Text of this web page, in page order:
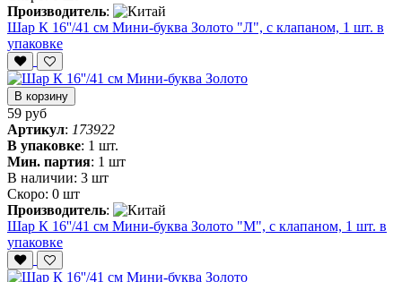
Производитель:
Шар К 16''/41 см Мини-буква Золото "Л", с клапаном, 1 шт. в
упаковке
В корзину
59 руб
Артикул: 173922
В упаковке: 1 шт.
Мин. партия: 1 шт
В наличии: 3 шт
Скоро: 0 шт
Производитель:
Шар К 16''/41 см Мини-буква Золото "М", с клапаном, 1 шт. в
упаковке